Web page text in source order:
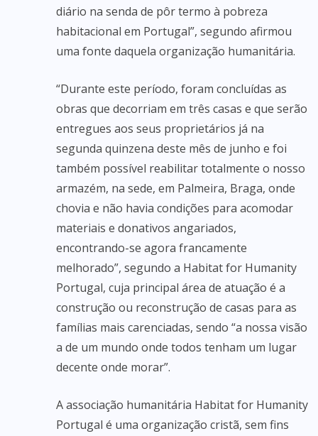
diário na senda de pôr termo à pobreza
habitacional em Portugal”, segundo afirmou
uma fonte daquela organização humanitária.
“Durante este período, foram concluídas as
obras que decorriam em três casas e que serão
entregues aos seus proprietários já na
segunda quinzena deste mês de junho e foi
também possível reabilitar totalmente o nosso
armazém, na sede, em Palmeira, Braga, onde
chovia e não havia condições para acomodar
materiais e donativos angariados,
encontrando-se agora francamente
melhorado”, segundo a Habitat for Humanity
Portugal, cuja principal área de atuação é a
construção ou reconstrução de casas para as
famílias mais carenciadas, sendo “a nossa visão
a de um mundo onde todos tenham um lugar
decente onde morar”.
A associação humanitária Habitat for Humanity
Portugal é uma organização cristã, sem fins